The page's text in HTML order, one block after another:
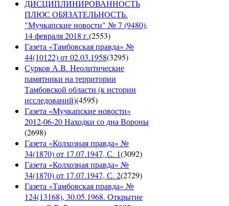
ДИСЦИПЛИНИРОВАННОСТЬ
ПЛЮС ОБЯЗАТЕЛЬНОСТЬ.
"Мучкапские новости" № 7 (9480),
14 февраля 2018 г.(2553)
Газета «Тамбовская правда» №
44(10122) от 02.03.1958(3295)
Сурков А.В. Неолитические
памятники на территории
Тамбовской области (к истории
исследований)(4595)
Газета «Мучкапские новости»
2012-06-20 Находки со дна Вороны
(2698)
Газета «Колхозная правда» №
34(1870) от 17.07.1947, С. 1(3092)
Газета «Колхозная правда» №
34(1870) от 17.07.1947, С. 2(2729)
Газета «Тамбовская правда» №
124(13168), 30.05.1968. Открытие